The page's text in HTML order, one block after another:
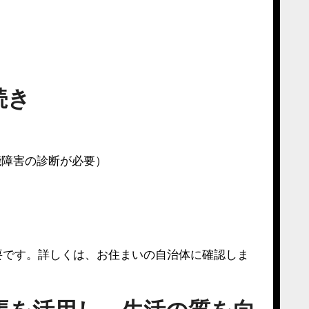
害の診断が必要）
す。詳しくは、お住まいの自治体に確認しま